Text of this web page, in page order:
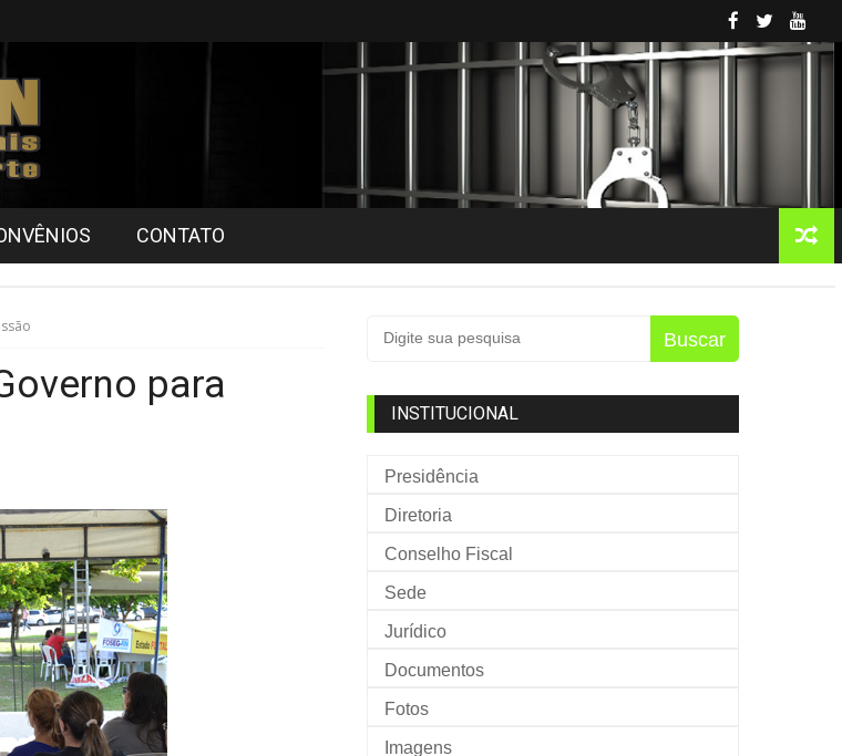
CONTATO
para
Buscar
INSTITUCIONAL
Presidência
Diretoria
Conselho Fiscal
Sede
Jurídico
Documentos
Fotos
Imagens